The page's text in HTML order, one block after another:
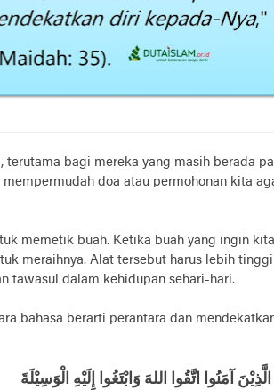
terutama bagi mereka yang masih berada
doa atau permohonan kita
memetik buah. Ketika buah yang ingin kita
meraihnya. Alat tersebut harus lebih
tawasul dalam kehidupan sehari-hari.
bahasa berarti perantara dan
الَّذِيْنَ آمَنُوا اتَّقُوا اللهَ وَابْتَغُوا إِلَيْهِ الْوَسِيْلَةَ